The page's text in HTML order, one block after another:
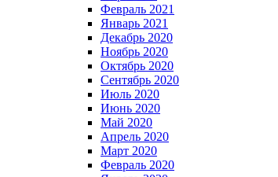
Февраль 2021
Январь 2021
Декабрь 2020
Ноябрь 2020
Октябрь 2020
Сентябрь 2020
Июль 2020
Июнь 2020
Май 2020
Апрель 2020
Март 2020
Февраль 2020